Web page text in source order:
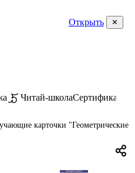
Открыть
Читай-школаСертификаты
карточки "Геометрические